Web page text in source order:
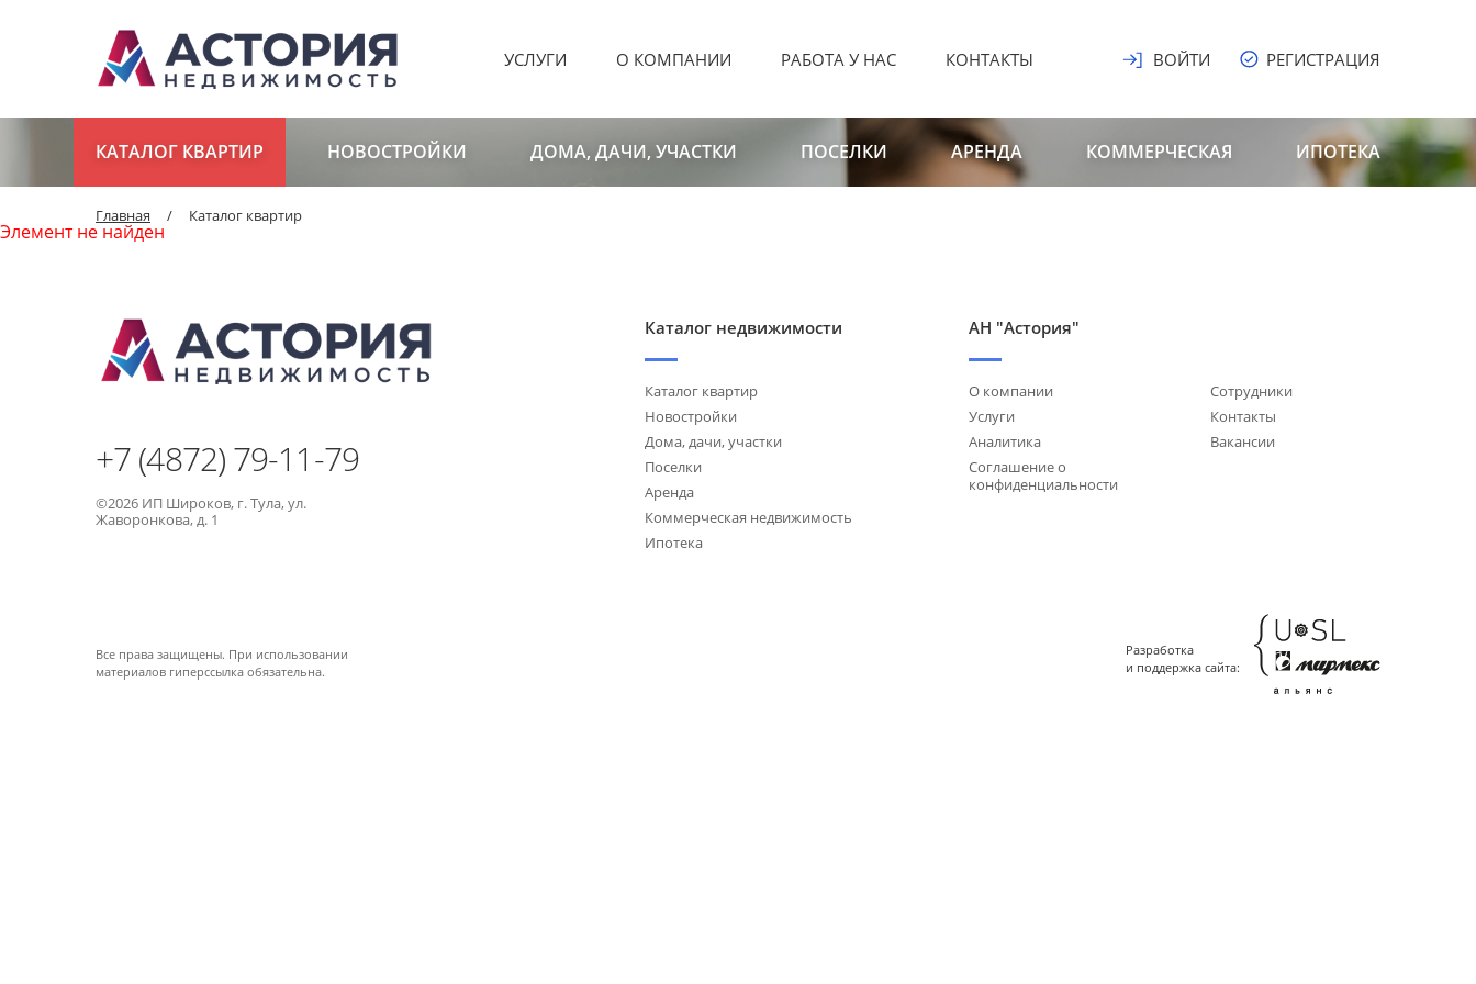
УСЛУГИ О КОМПАНИИ РАБОТА У НАС КОНТАКТЫ ВОЙТИ РЕГИСТРАЦИЯ
КАТАЛОГ КВАРТИР НОВОСТРОЙКИ ДОМА, ДАЧИ, УЧАСТКИ ПОСЕЛКИ АРЕНДА КОММЕРЧЕСКАЯ ИПОТЕКА
Главная / Каталог квартир
Элемент не найден
+7 (4872) 79-11-79
©2026 ИП Широков, г. Тула, ул.
Жаворонкова, д. 1
Все права защищены. При использовании
материалов гиперссылка обязательна.
Каталог недвижимости
Каталог квартир
Новостройки
Дома, дачи, участки
Поселки
Аренда
Коммерческая недвижимость
Ипотека
АН "Астория"
О компании
Услуги
Аналитика
Соглашение о
конфиденциальности
Сотрудники
Контакты
Вакансии
Разработка
и поддержка сайта: